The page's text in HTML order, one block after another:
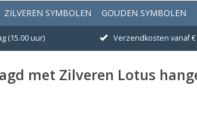
ZILVEREN SYMBOLEN GOUDEN SYMBOLEN
(15.00 uur) Verzendkosten vanaf €
met Zilveren Lotus